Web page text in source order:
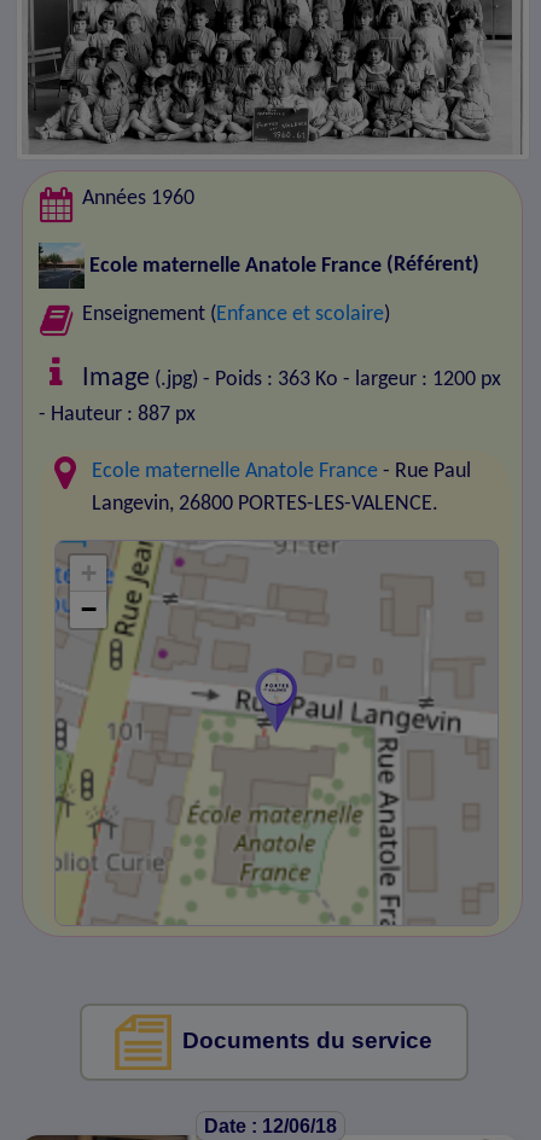
Années 1960
Ecole maternelle Anatole France (Référent)
Enseignement (Enfance et scolaire)
Image (.jpg) - Poids : 363 Ko - largeur : 1200 px
- Hauteur : 887 px
Ecole maternelle Anatole France - Rue Paul
Langevin, 26800 PORTES-LES-VALENCE.
+
−
Documents du service
Date : 12/06/18